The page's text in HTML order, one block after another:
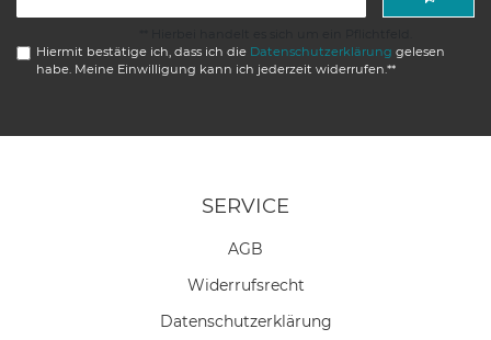
Hiermit bestätige ich, dass ich die Daten­schutz­erklärung gelesen
habe. Meine Einwilligung kann ich jederzeit widerrufen.**
SERVICE
AGB
Widerrufs­recht
Daten­schutz­erklärung